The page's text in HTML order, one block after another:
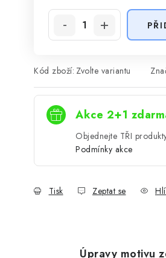
Kód zboží: Zvolte variantu
Akce 2+1
Objednejte TŘI
Podmínky akce
Tisk Zeptat se
Úpravy motivu